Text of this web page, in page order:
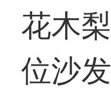
花木
位沙发